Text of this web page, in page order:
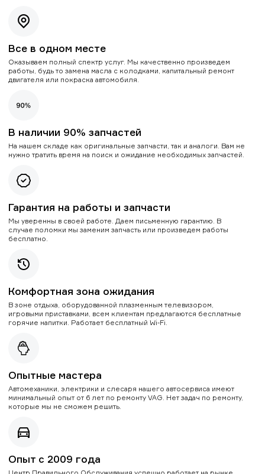
Все в одном месте
Оказываем полный спектр услуг. Мы качественно произведем
работы, будь то замена масла с колодками, капитальный ремонт
двигателя или покраска автомобиля.
В наличии 90% запчастей
На нашем складе как оригинальные запчасти, так и аналоги. Вам не
нужно тратить время на поиск и ожидание необходимых запчастей.
Гарантия на работы и запчасти
Мы уверенны в своей работе. Даем письменную гарантию. В
случае поломки мы заменим запчасть или произведем работы
бесплатно.
Комфортная зона ожидания
В зоне отдыха, оборудованной плазменным телевизором,
игровыми приставками, всем клиентам предлагаются бесплатные
горячие напитки. Работает бесплатный Wi-Fi.
Опытные мастера
Автомеханики, электрики и слесаря нашего автосервиса имеют
минимальный опыт от 6 лет по ремонту VAG. Нет задач по ремонту,
которые мы не сможем решить.
Опыт с 2009 года